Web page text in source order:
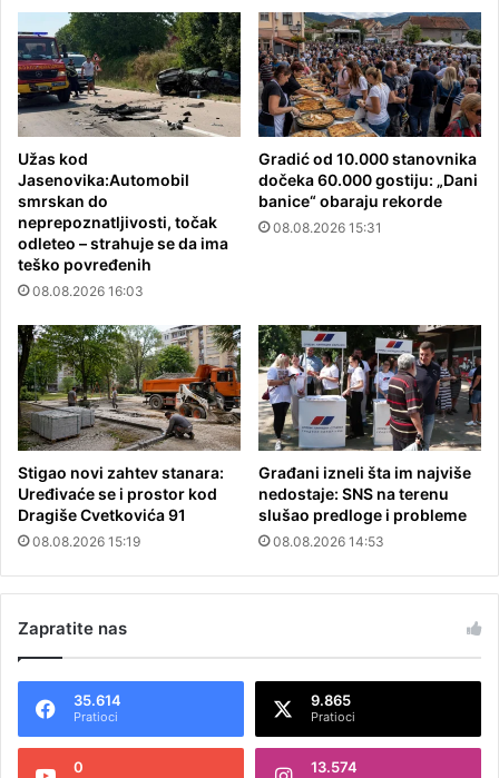
Užas kod
Jasenovika:Automobil
smrskan do
neprepoznatljivosti, točak
odleteo – strahuje se da ima
teško povređenih
08.08.2026 16:03
Gradić od 10.000 stanovnika
dočeka 60.000 gostiju: „Dani
banice“ obaraju rekorde
08.08.2026 15:31
Stigao novi zahtev stanara:
Uređivaće se i prostor kod
Dragiše Cvetkovića 91
08.08.2026 15:19
Građani izneli šta im najviše
nedostaje: SNS na terenu
slušao predloge i probleme
08.08.2026 14:53
Zapratite nas
35.614
Pratioci
9.865
Pratioci
0 13.574